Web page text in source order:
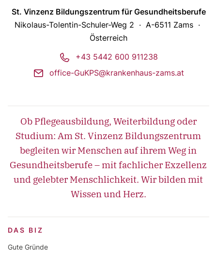
St. Vinzenz Bildungszentrum für Gesundheitsberufe
Nikolaus-Tolentin-Schuler-Weg 2
A-6511 Zams
Österreich
phone +43 5442 600 911238
mail office-GuKPS@krankenhaus-zams.at
Ob Pflegeausbildung, Weiterbildung oder
Studium: Am St. Vinzenz Bildungszentrum
begleiten wir Menschen auf ihrem Weg in
Gesundheitsberufe – mit fachlicher Exzellenz
und gelebter Menschlichkeit. Wir bilden mit
Wissen und Herz.
DAS BIZ
Gute Gründe